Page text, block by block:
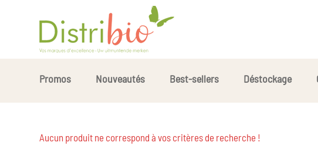
Promos Nouveautés Best-sellers Déstockage
Aucun produit ne correspond à vos critères de recherche !